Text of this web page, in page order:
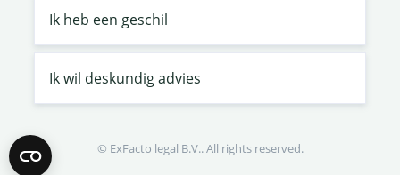
Ik heb een geschil
Ik wil deskundig advies
© ExFacto legal B.V.. All rights reserved.